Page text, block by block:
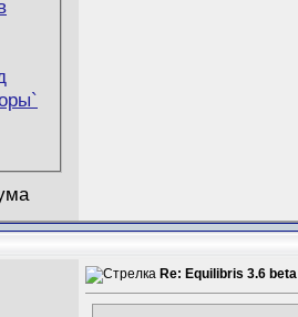
Re: Equilibris 3.6 beta